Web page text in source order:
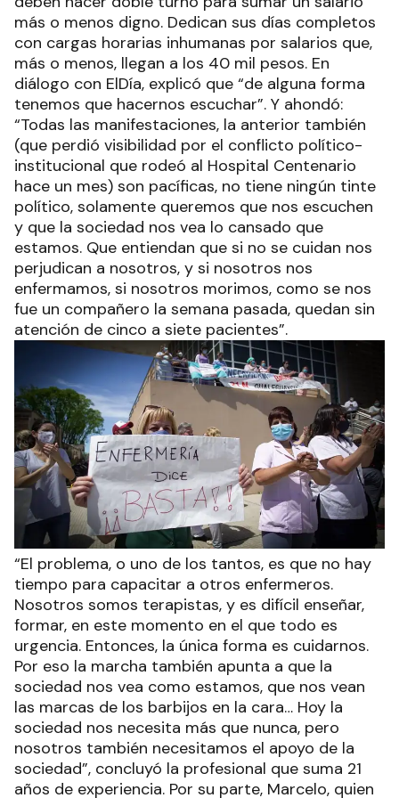
más o menos digno. Dedican sus días completos
con cargas horarias inhumanas por salarios que,
más o menos, llegan a los 40 mil pesos. En
diálogo con ElDía, explicó que “de alguna forma
tenemos que hacernos escuchar”. Y ahondó:
“Todas las manifestaciones, la anterior también
(que perdió visibilidad por el conflicto político-
institucional que rodeó al Hospital Centenario
hace un mes) son pacíficas, no tiene ningún tinte
político, solamente queremos que nos escuchen
y que la sociedad nos vea lo cansado que
estamos. Que entiendan que si no se cuidan nos
perjudican a nosotros, y si nosotros nos
enfermamos, si nosotros morimos, como se nos
fue un compañero la semana pasada, quedan sin
atención de cinco a siete pacientes”.
“El problema, o uno de los tantos, es que no hay
tiempo para capacitar a otros enfermeros.
Nosotros somos terapistas, y es difícil enseñar,
formar, en este momento en el que todo es
urgencia. Entonces, la única forma es cuidarnos.
Por eso la marcha también apunta a que la
sociedad nos vea como estamos, que nos vean
las marcas de los barbijos en la cara… Hoy la
sociedad nos necesita más que nunca, pero
nosotros también necesitamos el apoyo de la
sociedad”, concluyó la profesional que suma 21
años de experiencia. Por su parte, Marcelo, quien